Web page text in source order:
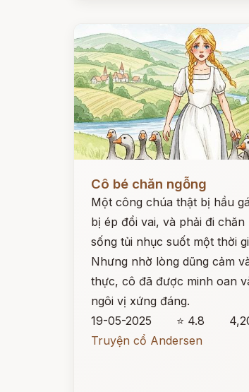
Cô bé chăn ngỗng
Một công chúa thật bị hầu
bị ép đổi vai, và phải đi chăn
sống tủi nhục suốt một thời
Nhưng nhờ lòng dũng cảm
thực, cô đã được minh oan
ngôi vị xứng đáng.
19-05-2025
⭐ 4.8
Truyện cổ Andersen